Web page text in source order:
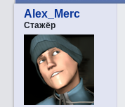
Alex_Merc
Стажёр